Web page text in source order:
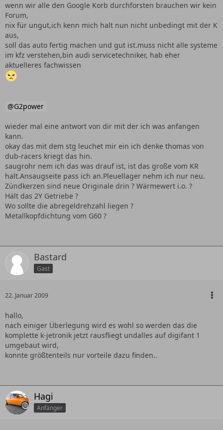
wenn wir alle den Google Korb durchforsten brauchen wir kein
Forum,
nix für ungut,ich kenn mich halt nun nicht unbedingt mit der K
aus,
soll das auto fertig machen und gut ist.muss nicht alle systeme
im kfz verstehen,bin audi servicetechniker, hab eher
aktuelleres fachwissen
G2power
wieder mal eine antwort von dir mit der ich was anfangen
kann.
okay das mit dem stg leuchet mir ein ich denke thomas von
dub-racers kriegt das hin.
saugrohr nem ich das was drauf ist, ist das große vom KR
halt.Ansaugseite pass ich an.Pleuellager nehm ich nur neu.
Zündkerzen sind neue Originale drin ? Wärmewert i.o. ?
Hält das 2Y Getriebe ?
Wo sollte die abregeldrehzahl liegen ?
Metallkopfdichtung vom G60 ?
Bastard
Gast
22. Januar 2009
hallo,
nach einiger Überlegung wird es wohl so werden das die
komplette k-jetronik jetzt rausfliegt undalles auf digifant 1
umgebaut wird,
konnte größtenteils nur vorteile dazu finden..
Hagi
Anfänger